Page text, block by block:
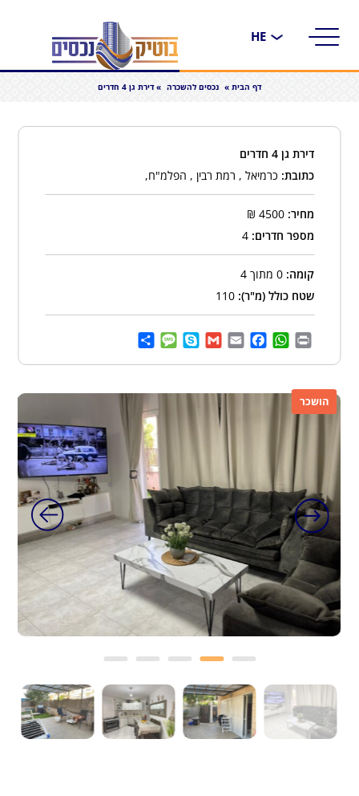
בחירת
דף הבית » נכסים להשכרה »דירת גן 4 חדרים
דירת גן 4 חדרים
כתובת: כרמיאל , רמת רבין , הפלמ"ח,
מחיר:
₪
מספר חדרים:
קומה:
שטח כולל (מ"ר):
Print
WhatsApp
Facebook
Email
Gmail
Skype
Message
הושכר